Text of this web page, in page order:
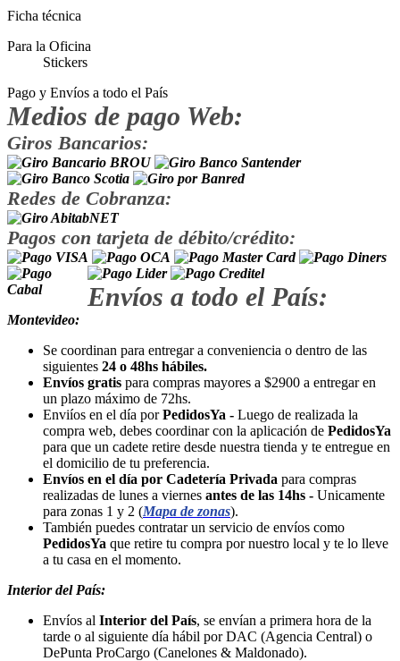
Ficha técnica
Para la Oficina
Stickers
Pago y Envíos a todo el País
Medios de pago Web:
Giros Bancarios:
Redes de Cobranza:
Pagos con tarjeta de débito/crédito:
Envíos a todo el País:
Montevideo:
Se coordinan para entregar a conveniencia o dentro de las
siguientes 24 o 48hs hábiles.
Envíos gratis para compras mayores a $2900 a entregar en
un plazo máximo de 72hs.
Enviíos en el día porPedidosYa - Luego de realizada la
compra web, debes coordinar con la aplicación de PedidosYa
para que un cadete retire desde nuestra tienda y te entregue en
el domicilio de tu preferencia.
Envíos en el día por Cadetería Privada para compras
realizadas de lunes a viernes antes de las 14hs - Unicamente
para zonas 1 y 2 (Mapa de zonas).
También puedes contratar un servicio de envíos como
PedidosYa que retire tu compra por nuestro local y te lo lleve
a tu casa en el momento.
Interior del País:
Envíos al Interior del País, se envían a primera hora de la
tarde o al siguiente día hábil por DAC (Agencia Central) o
DePunta ProCargo (Canelones & Maldonado).